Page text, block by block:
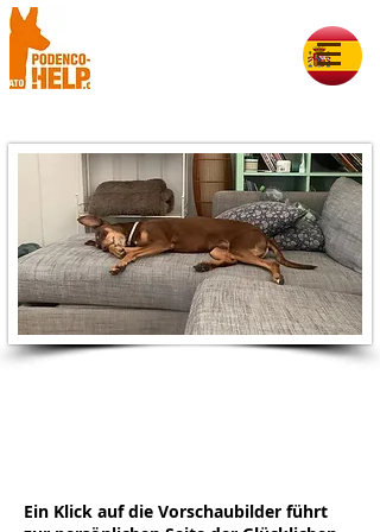
Ein Klick auf die Vorschaubilder führt